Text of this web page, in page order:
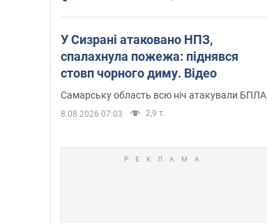
У Сизрані атаковано НПЗ,
спалахнула пожежа: піднявся
стовп чорного диму. Відео
Самарську область всю ніч атакували БПЛА
8.08.2026 07:03 2,9 т.